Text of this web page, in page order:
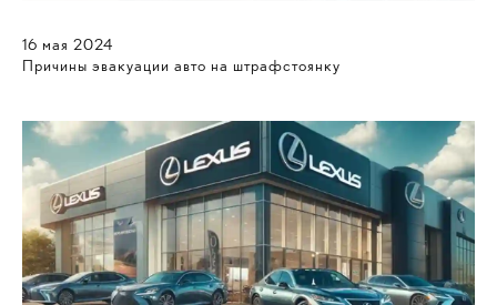
16 мая 2024
Причины эвакуации авто на штрафстоянку